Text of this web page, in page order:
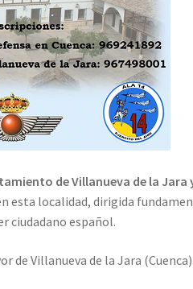
de Villanueva de la Jara
esta localidad, dirigida
ciudadano español.
de Villanueva de la Jara (Cuenca).